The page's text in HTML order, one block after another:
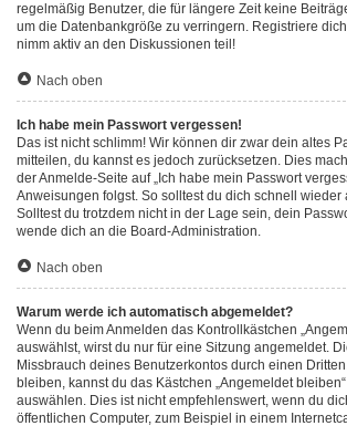
regelmäßig Benutzer, die für längere Zeit keine
um die Datenbankgröße zu verringern. Registriere
nimm aktiv an den Diskussionen teil!
Nach oben
Ich habe mein Passwort vergessen!
Das ist nicht schlimm! Wir können dir zwar dein altes
mitteilen, du kannst es jedoch zurücksetzen. Dies
der Anmelde-Seite auf „Ich habe mein Passwort
Anweisungen folgst. So solltest du dich schnell wieder
Solltest du trotzdem nicht in der Lage sein, dein
wende dich an die Board-Administration.
Nach oben
Warum werde ich automatisch abgemeldet?
Wenn du beim Anmelden das Kontrollkästchen
auswählst, wirst du nur für eine Sitzung angemeldet.
Missbrauch deines Benutzerkontos durch einen
bleiben, kannst du das Kästchen „Angemeldet
auswählen. Dies ist nicht empfehlenswert, wenn du
öffentlichen Computer, zum Beispiel in einem